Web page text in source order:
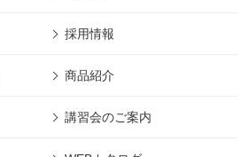
採用情報
商品紹介
講習会のご案内